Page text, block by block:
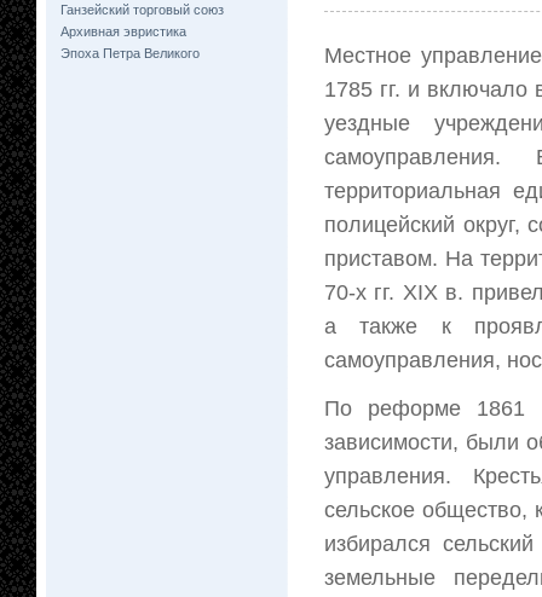
Ганзейский торговый союз
Архивная эвристика
Эпоха Петра Великого
Местное
1785 гг. и включало
уездные
территориальная
полицейский округ,
приставом. На
70-х гг. XIX в.
а также к
самоуправления,
По реформе 1861
зависимости, были
управления.
сельское общество,
избирался
земельные